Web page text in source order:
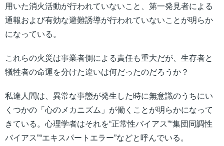
用いた消火活動が行われていないこと、第一発見者による
通報および有効な避難誘導が行われていないことが明らか
になっている。
これらの火災は事業者側による責任も重大だが、生存者と
犠牲者の命運を分けた違いは何だったのだろうか？
私達人間は、異常な事態が発生した時に無意識のうちにい
くつかの「心のメカニズム」が働くことが明らかになって
きている。心理学者はそれを“正常性バイアス”“集団同調性
バイアス”“エキスパートエラー”などと呼んでいる。